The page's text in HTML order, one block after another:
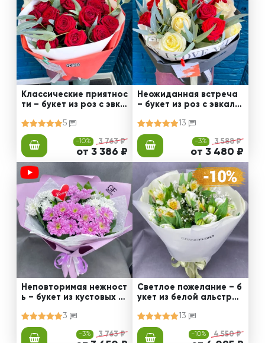
Классические приятнос
ти – букет из роз с эвка
5
-10% 3 763 ₽
от 3 386 ₽
Неожиданная встреча
– букет из роз с эвкали
13
-3% 3 588 ₽
от 3 480 ₽
Неповторимая нежност
ь – букет из кустовых х
3
-3% 3 763 ₽
Светлое пожелание – б
укет из белой альстром
13
-10% 4 550 ₽